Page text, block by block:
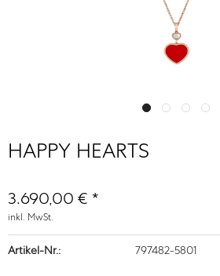
HAPPY HEARTS
3.690,00 € *
inkl. MwSt.
Artikel-Nr.: 797482-5801